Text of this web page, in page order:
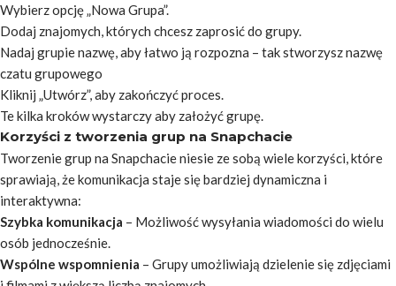
Wybierz opcję „Nowa Grupa”.
Dodaj znajomych, których chcesz zaprosić do grupy.
Nadaj grupie nazwę, aby łatwo ją rozpozna – tak stworzysz nazwę
czatu grupowego
Kliknij „Utwórz”, aby zakończyć proces.
Te kilka kroków wystarczy aby założyć grupę.
Korzyści z tworzenia grup na Snapchacie
Tworzenie grup na Snapchacie niesie ze sobą wiele korzyści, które
sprawiają, że komunikacja staje się bardziej dynamiczna i
interaktywna:
Szybka komunikacja – Możliwość wysyłania wiadomości do wielu
osób jednocześnie.
Wspólne wspomnienia – Grupy umożliwiają dzielenie się zdjęciami